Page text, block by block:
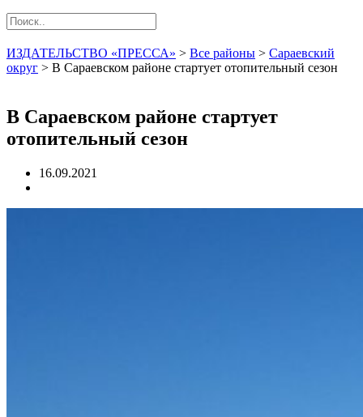
ИЗДАТЕЛЬСТВО «ПРЕССА» > Все районы > Сараевский
округ > В Сараевском районе стартует отопительный сезон
В Сараевском районе стартует
отопительный сезон
16.09.2021